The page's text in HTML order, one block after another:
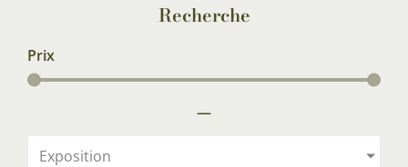
Recherche
Prix
—
Exposition